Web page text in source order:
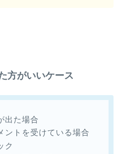
方がいいケース
出た場合
ントを受けている場合
ク